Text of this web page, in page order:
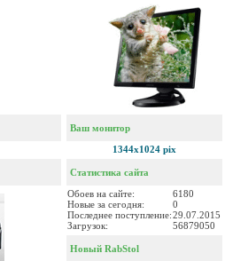
Ваш монитор
1344x1024 pix
Статистика сайта
Обоев на сайте:
6180
Новые за сегодня:
0
Последнее поступление:29.07.2015
Загрузок:
56879050
Новый RabStol